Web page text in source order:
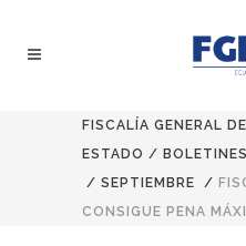
FISCALÍA GENERAL
ESTADO / BOLETINES
/ SEPTIEMBRE /
CONSIGUE PENA